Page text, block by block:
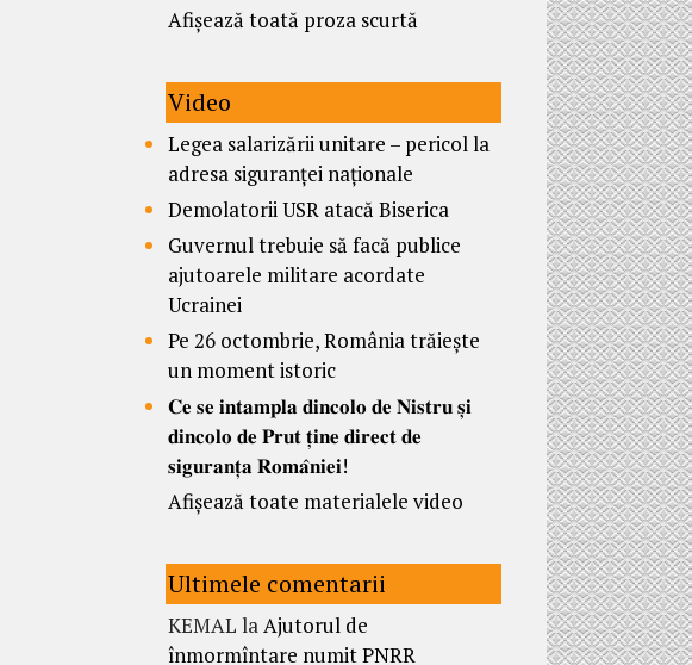
Afișează toată proza scurtă
Video
Legea salarizării unitare – pericol la
adresa siguranței naționale
Demolatorii USR atacă Biserica
Guvernul trebuie să facă publice
ajutoarele militare acordate
Ucrainei
Pe 26 octombrie, România trăiește
un moment istoric
𝐂𝐞 𝐬𝐞 𝐢𝐧𝐭𝐚𝐦𝐩𝐥𝐚 𝐝𝐢𝐧𝐜𝐨𝐥𝐨 𝐝𝐞 𝐍𝐢𝐬𝐭𝐫𝐮 𝐬̦𝐢
𝐝𝐢𝐧𝐜𝐨𝐥𝐨 𝐝𝐞 𝐏𝐫𝐮𝐭 𝐭̦𝐢𝐧𝐞 𝐝𝐢𝐫𝐞𝐜𝐭 𝐝𝐞
𝐬𝐢𝐠𝐮𝐫𝐚𝐧𝐭̦𝐚 𝐑𝐨𝐦𝐚̂𝐧𝐢𝐞𝐢!
Afișează toate materialele video
Ultimele comentarii
KEMAL laAjutorul de
înmormîntare numit PNRR